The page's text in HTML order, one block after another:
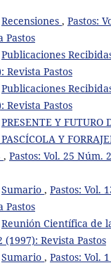
Recensiones , Pastos:
Pastos
Publicaciones
Revista Pastos
Publicaciones
Revista Pastos
PRESENTE Y FUTURO
Y
, Pastos: Vol. 25 Núm.
Sumario , Pastos: Vol.
Pastos
Reunión Científica de
(1997): Revista Pastos
Sumario , Pastos: Vol.